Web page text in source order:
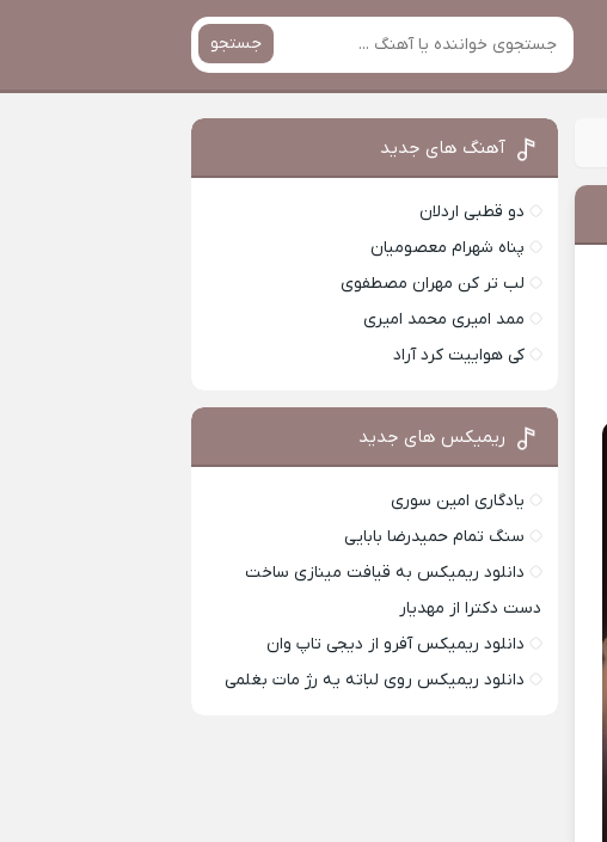
جستجو
آهنگ های جدید
دو قطبی اردلان
پناه شهرام معصومیان
لب تر کن مهران مصطفوی
ممد امیری محمد امیری
کی هواییت کرد آراد
ریمیکس های جدید
یادگاری امین سوری
سنگ تمام حمیدرضا بابایی
دانلود ریمیکس به قیافت مینازی ساخت
دست دکترا از مهدیار
دانلود ریمیکس آفرو از ديجی تاپ وان
دانلود ریمیکس روی لباته یه رژ مات بغلمی